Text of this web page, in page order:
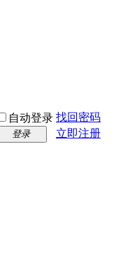
自动登录 找回密码
登录 立即注册